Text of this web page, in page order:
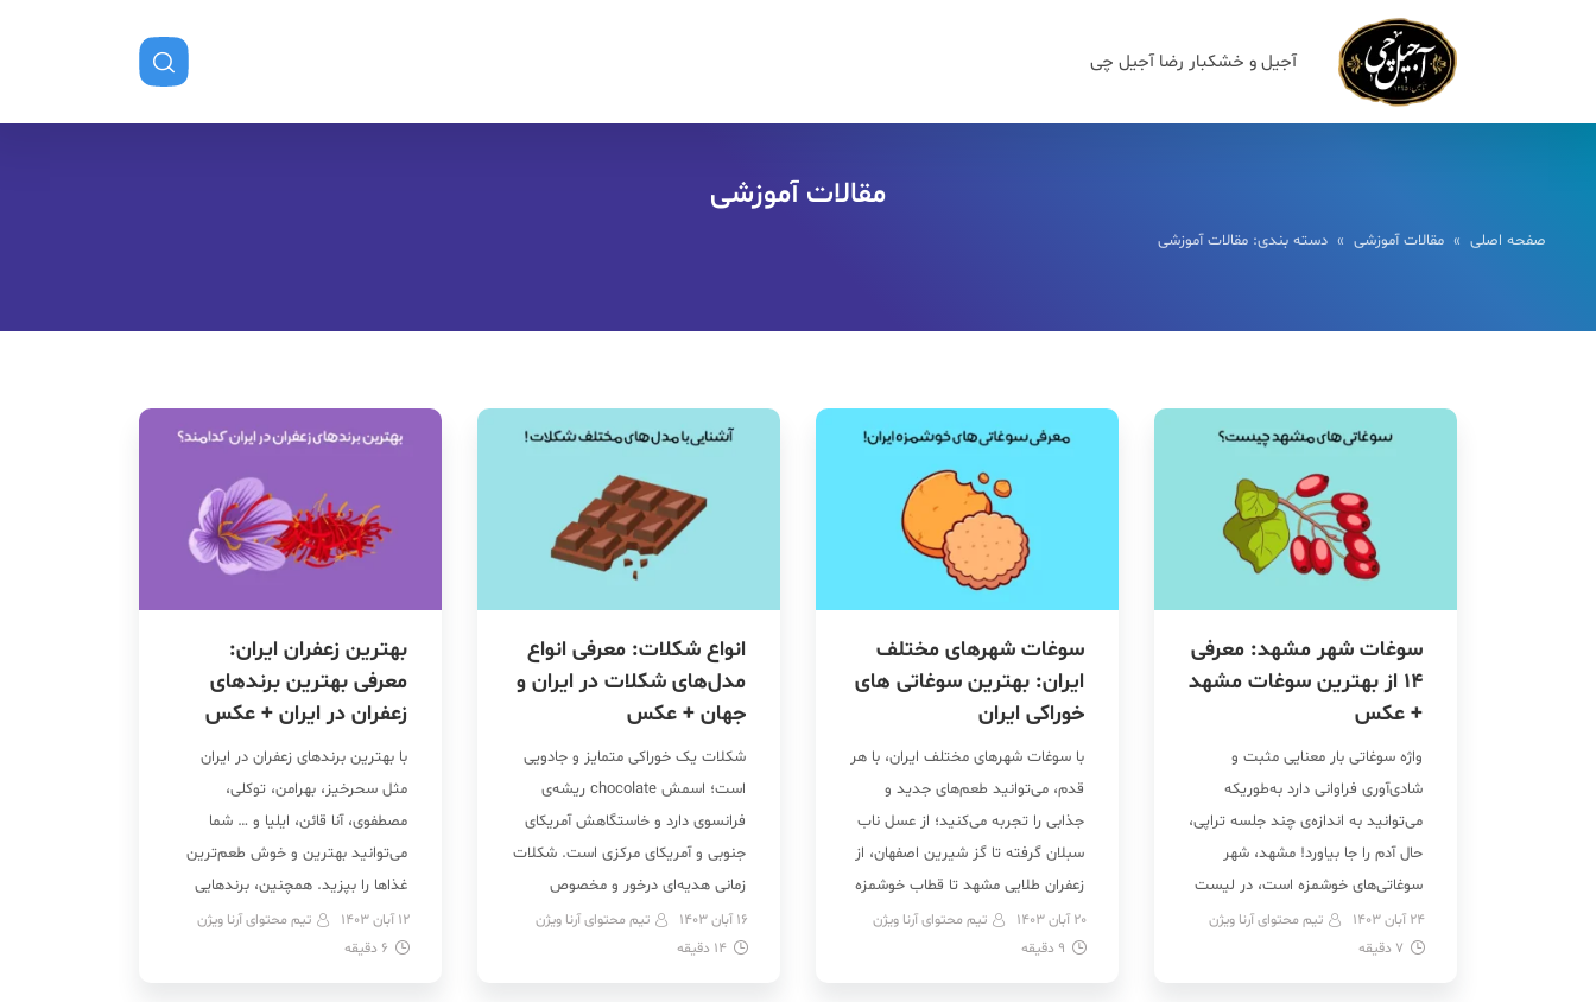
آجیل و خشکبار رضا آجیل چی
مقالات آموزشی
صفحه اصلی » مقالات آموزشی » دسته بندی: مقالات آموزشی
سوغات شهر مشهد: معرفی
14 از بهترین سوغات مشهد
+ عکس
واژه سوغاتی بار معنایی مثبت و
شادی‌آوری فراوانی دارد به‌طوریکه
می‌توانید به اندازه‌ی چند جلسه تراپی،
حال آدم را جا بیاورد! مشهد، شهر
سوغاتی‌های خوشمزه است، در لیست
سوغات شهر مشهد خوش‌رنگ و
لعاب‌ترین چاشنی‌های دنیا از زعفران و
24 آبان 1403
تیم محتوای آرنا ویژن
7 دقیقه
سوغات شهرهای مختلف
ایران: بهترین سوغاتی های
خوراکی ایران
با سوغات شهرهای مختلف ایران، با هر
قدم، می‌توانید طعم‌های جدید و
جذابی را تجربه می‌کنید؛ از عسل ناب
سبلان گرفته تا گز شیرین اصفهان، از
زعفران طلایی مشهد تا قطاب خوشمزه
یزد. ایران، سرزمینی پر از رنگ، عطر و
طعم‌های بی‌نظیر است. شنیدن نام
20 آبان 1403
تیم محتوای آرنا ویژن
9 دقیقه
انواع شکلات: معرفی انواع
مدل‌های شکلات در ایران و
جهان + عکس
شکلات یک خوراکی متمایز و جادویی
است؛ اسمش chocolate ریشه‌ی
فرانسوی دارد و خاستگاهش آمریکای
جنوبی و آمریکای مرکزی است. شکلات
زمانی هدیه‌ای درخور و مخصوص
پادشاهان بوده و مردان بزرگی مثل
کریستف کلمب را هم مجذوب
16 آبان 1403
تیم محتوای آرنا ویژن
14 دقیقه
بهترین زعفران ایران:
معرفی بهترین برندهای
زعفران در ایران + عکس
با بهترین برندهای زعفران در ایران
مثل سحرخیز، بهرامن، توکلی،
مصطفوی، آنا قائن، ایلیا و … شما
می‌توانید بهترین و خوش طعم‌ترین
غذاها را بپزید. همچنین، برندهایی
مثل مجتهدی، عاقله، دیبا، شاهسوند،
بهرنگ، نوین زعفران و مهر آیین هم
12 آبان 1403
تیم محتوای آرنا ویژن
6 دقیقه